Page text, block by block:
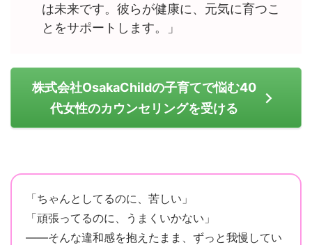
は未来です。彼らが健康に、元気に育つこ
とをサポートします。」
株式会社OsakaChildの子育てで悩む40
代女性のカウンセリングを受ける
「ちゃんとしてるのに、苦しい」
「頑張ってるのに、うまくいかない」
——そんな違和感を抱えたまま、ずっと我慢してい